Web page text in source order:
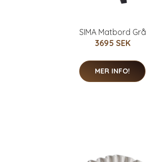
SIMA Matbord Grå
3695 SEK
MER INFO!